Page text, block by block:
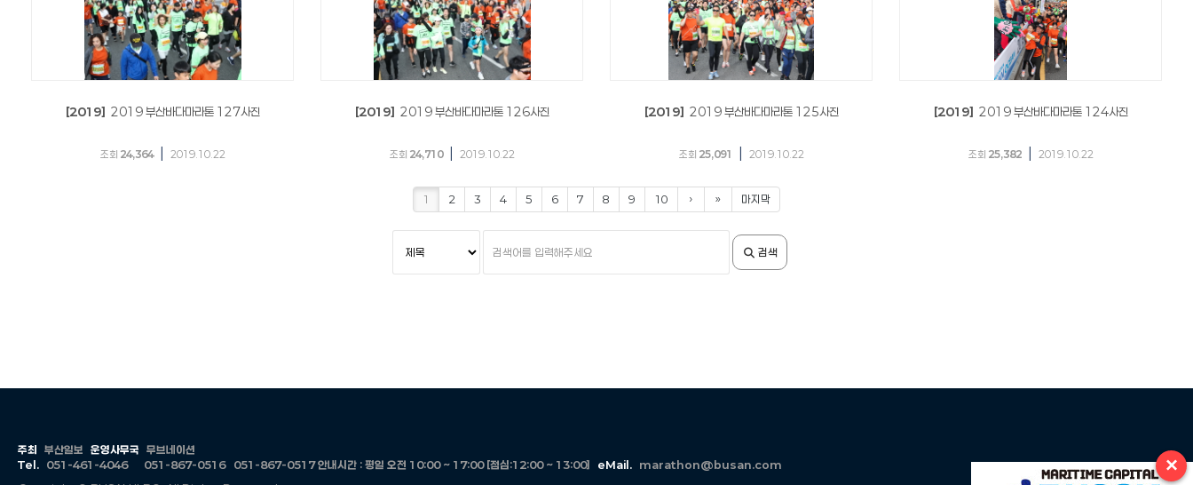
[2019] 2019 부산바다마라톤 127사진
조회 24,364 2019.10.22
[2019] 2019 부산바다마라톤 126사진
조회 24,710 2019.10.22
[2019] 2019 부산바다마라톤 125사진
조회 25,091 2019.10.22
[2019] 2019 부산바다마라톤 124사진
조회 25,382 2019.10.22
1 2 3 4 5 6 7 8 9 10 › » 마지막
조
어
검색
주최 부산일보 운영사무국
무브네이션
Tel.
051-461-4046 051-867-0516 051-867-0517안내시간 : 평일 오전 10:00 ~ 17:00 [점심:12:00 ~ 13:00] eMail. marathon@busan.com ×